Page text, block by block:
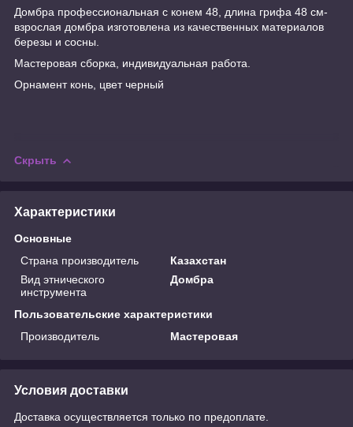
Домбра профессиональная с конем 48, длина грифа 48 см-
взрослая домбра изготовлена из качественных материалов
березы и сосны.
Мастеровая сборка, индивидуальная работа.
Орнамент конь, цвет черный
Скрыть
Характеристики
Основные
Страна производитель
Казахстан
Вид этнического
инструмента
Домбра
Пользовательские характеристики
Производитель
Мастеровая
Условия доставки
Доставка осуществляется только по предоплате.